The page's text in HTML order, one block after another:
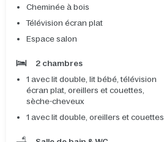
Cheminée à bois
Télévision écran plat
Espace salon
2 chambres
1 avec lit double, lit bébé, télévision
écran plat, oreillers et couettes,
sèche-cheveux
1 avec lit double, oreillers et couettes